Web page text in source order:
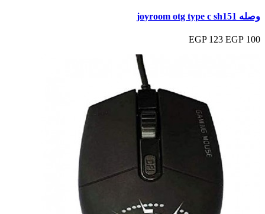
وصله joyroom otg type c sh151
100 EGP
123 EGP